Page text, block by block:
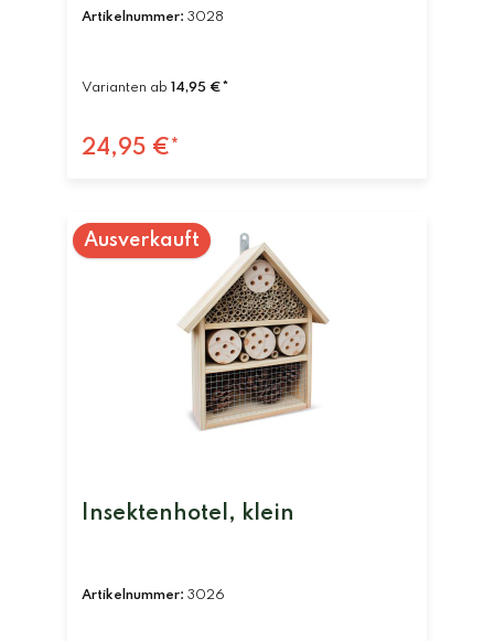
Artikelnummer: 3028
Varianten ab 14,95 €*
24,95 €*
Ausverkauft
Insektenhotel, klein
Artikelnummer: 3026